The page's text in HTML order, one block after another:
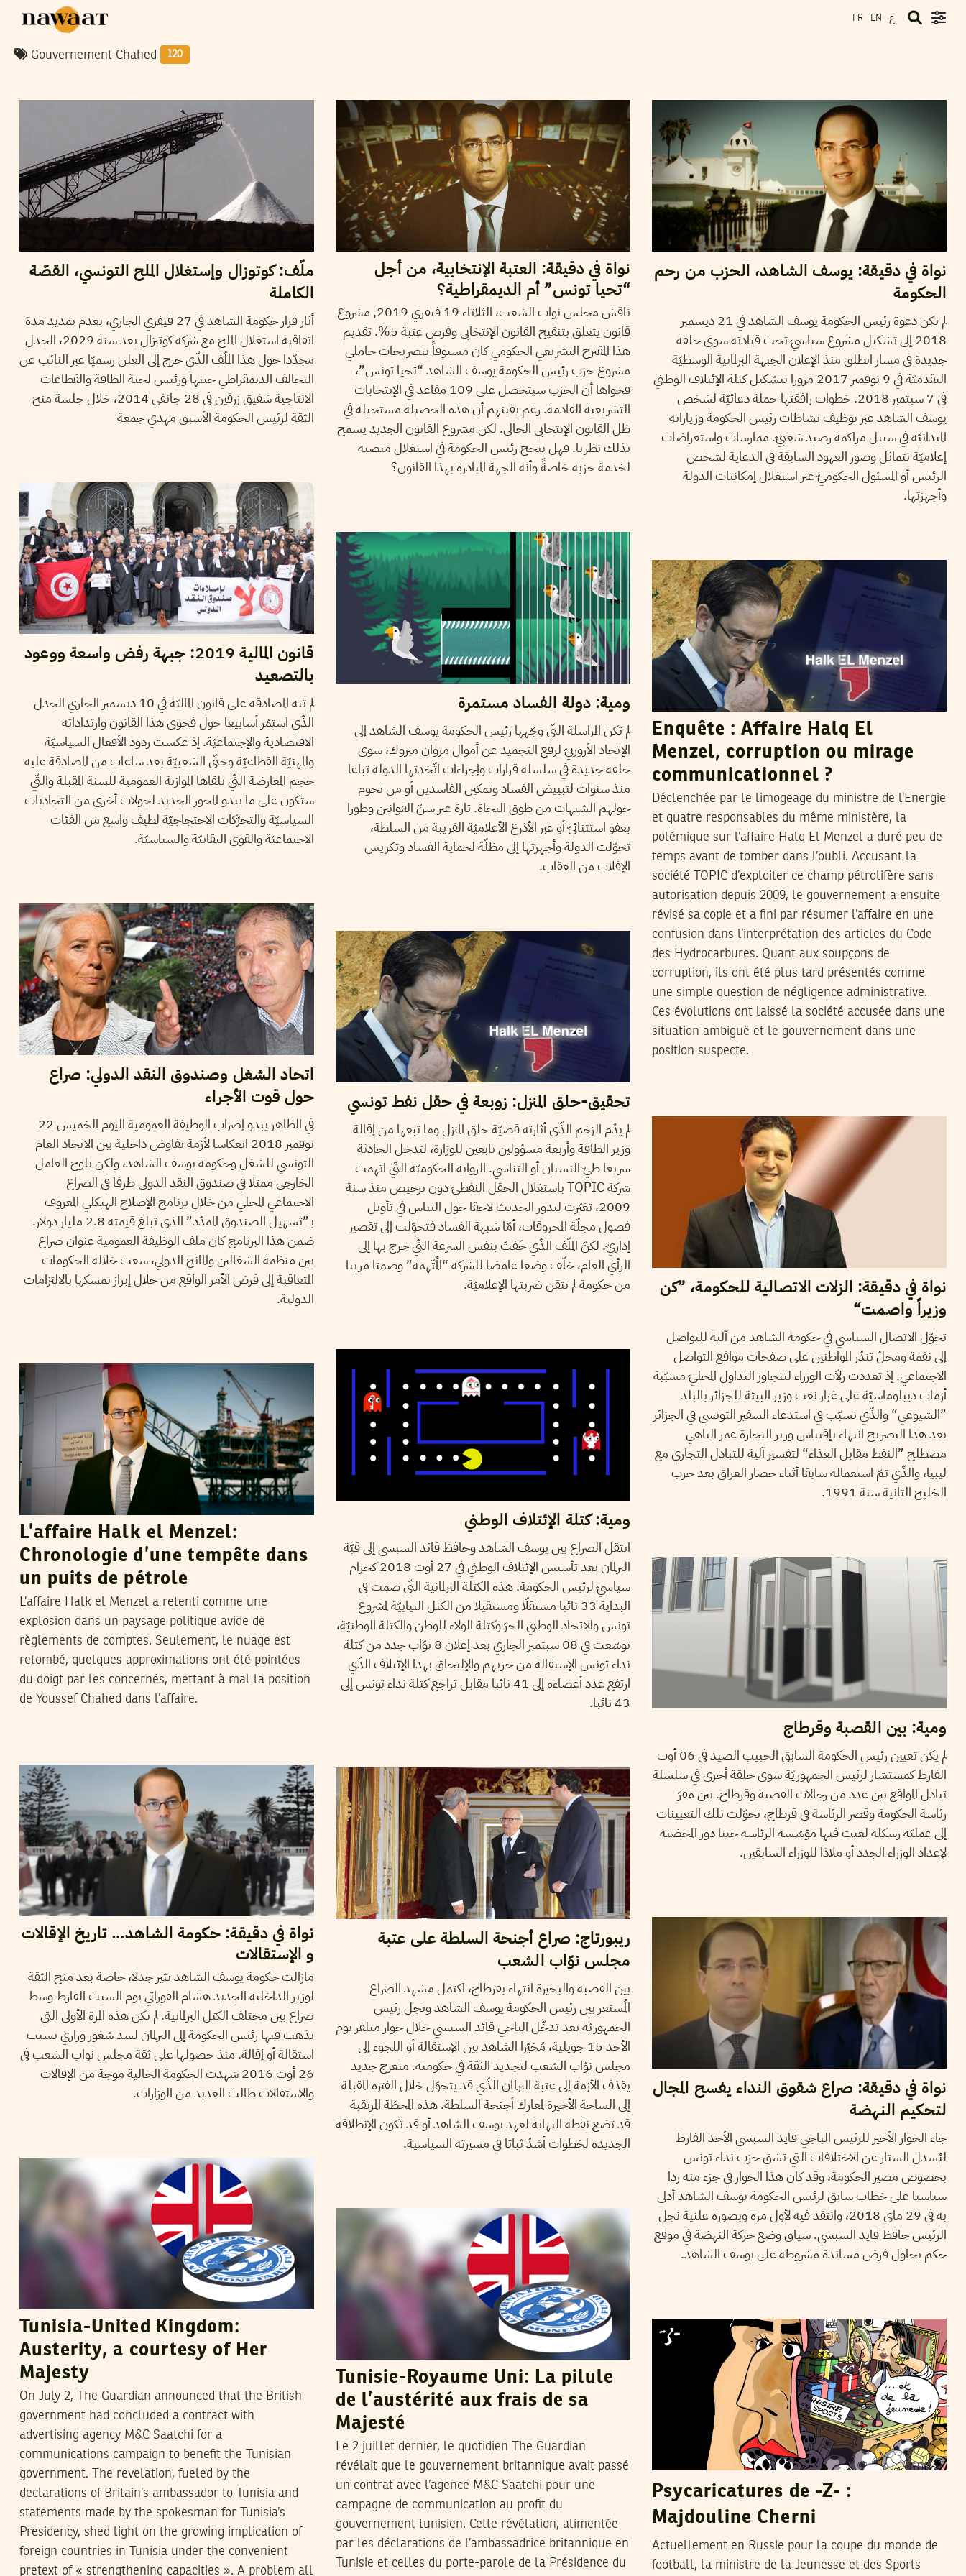
FR EN ع
Gouvernement Chahed 120
ملّف: كوتوزال وإستغلال الملح التونسي، القصّة
الكاملة
أثار قرار حكومة الشاهد في 27 فيفري الجاري، بعدم تمديد مدة
اتفاقية استغلال الملح مع شركة كوتيزال بعد سنة 2029، الجدل
مجدّدا حول هذا الملّف الذّي خرج إلى العلن رسميّا عبر النائب عن
التحالف الديمقراطي حينها ورئيس لجنة الطاقة والقطاعات
الانتاجية شفيق زرقين في 28 جانفي 2014، خلال جلسة منح
الثقة لرئيس الحكومة الأسبق مهدي جمعة
نواة في دقيقة: العتبة الإنتخابية، من أجل
“تحيا تونس” أم الديمقراطية؟
ناقش مجلس نواب الشعب، الثلاثاء 19 فيفري 2019, مشروع
قانون يتعلق بتنقيح القانون الإنتخابي وفرض عتبة 5%. تقديم
هذا المقترح التشريعي الحكومي كان مسبوقاً بتصريحات حاملي
مشروع حزب رئيس الحكومة يوسف الشاهد “تحيا تونس”،
فحواها أن الحزب سيتحصل على 109 مقاعد في الإنتخابات
التشريعية القادمة. رغم يقينهم أن هذه الحصيلة مستحيلة في
ظل القانون الإنتخابي الحالي. لكن مشروع القانون الجديد يسمح
بذلك نظريا. فهل ينجح رئيس الحكومة في استغلال منصبه
لخدمة حزبه خاصةً وأنه الجهة المبادرة بهذا القانون؟
نواة في دقيقة: يوسف الشاهد، الحزب من رحم
الحكومة
لم تكن دعوة رئيس الحكومة يوسف الشاهد في 21 ديسمبر
2018 إلى تشكيل مشروع سياسيّ تحت قيادته سوى حلقة
جديدة في مسار انطلق منذ الإعلان الجبهة البرلمانية الوسطيّة
التقدميّة في 9 نوفمبر 2017 مرورا بتشكيل كتلة الإئتلاف الوطني
في 7 سبتمبر 2018. خطوات رافقتها حملة دعائيّة لشخص
يوسف الشاهد عبر توظيف نشاطات رئيس الحكومة وزياراته
الميدانيّة في سبيل مراكمة رصيد شعبيّ. ممارسات واستعراضات
إعلاميّة تتماثل وصور العهود السابقة في الدعاية لشخص
الرئيس أو المسئول الحكوميّ عبر استغلال إمكانيات الدولة
وأجهزتها.
قانون المالية 2019: جبهة رفض واسعة ووعود
بالتصعيد
لم تنه المصادقة على قانون الماليّة في 10 ديسمبر الجاري الجدل
الذّي استمّر أسابيعا حول فحوى هذا القانون وارتداداته
الاقتصادية والإجتماعيّة. إذ عكست ردود الأفعال السياسيّة
والمهنيّة القطاعيّة وحتّى الشعبيّة بعد ساعات من المصادقة عليه
حجم المعارضة التّي تلقاها الموازنة العمومية للسنة المقبلة والتّي
ستكون على ما يبدو المحور الجديد لجولات أخرى من التجاذبات
السياسيّة والتحرّكات الاحتجاجيّة لطيف واسع من الفئات
الاجتماعيّة والقوى النقابيّة والسياسيّة.
ومية: دولة الفساد مستمرة
لم تكن المراسلة التّي وجّهها رئيس الحكومة يوسف الشاهد إلى
الإتحاد الأروربيّ لرفع التجميد عن أموال مروان مبروك، سوى
حلقة جديدة في سلسلة قرارات وإجراءات اتّخذتها الدولة تباعا
منذ سنوات لتبييض الفساد وتمكين الفاسدين أو من تحوم
حولهم الشبهات من طوق النجاة. تارة عبر سنّ القوانين وطورا
بعفو استثنائيّ أو عبر الأذرع الأعلاميّة القريبة من السلطة،
تحوّلت الدولة وأجهزتها إلى مظلّة لحماية الفساد وتكريس
الإفلات من العقاب.
Enquête : Affaire Halq El
Menzel, corruption ou mirage
communicationnel ?
Déclenchée par le limogeage du ministre de l’Energie
et quatre responsables du même ministère, la
polémique sur l’affaire Halq El Menzel a duré peu de
temps avant de tomber dans l’oubli. Accusant la
société TOPIC d’exploiter ce champ pétrolifère sans
autorisation depuis 2009, le gouvernement a ensuite
révisé sa copie et a fini par résumer l’affaire en une
confusion dans l’interprétation des articles du Code
des Hydrocarbures. Quant aux soupçons de
corruption, ils ont été plus tard présentés comme
une simple question de négligence administrative.
Ces évolutions ont laissé la société accusée dans une
situation ambiguë et le gouvernement dans une
position suspecte.
اتحاد الشغل وصندوق النقد الدولي: صراع
حول قوت الأجراء
في الظاهر يبدو إضراب الوظيفة العمومية اليوم الخميس 22
نوفمبر 2018 انعكاسا لأزمة تفاوض داخلية بين الاتحاد العام
التونسي للشغل وحكومة يوسف الشاهد، ولكن يلوح العامل
الخارجي ممثلا في صندوق النقد الدولي طرفا في الصراع
الاجتماعي المحلي من خلال برنامج الإصلاح الهيكلي المعروف
بـ”تسهيل الصندوق الممدّد” الذي تبلغ قيمته 2.8 مليار دولار.
ضمن هذا البرنامج كان ملف الوظيفة العمومية عنوان صراع
بين منظمة الشغالين والمانح الدولي، سعت خلاله الحكومات
المتعاقبة إلى فرض الأمر الواقع من خلال إبراز تمسكها بالالتزامات
الدولية.
تحقيق-حلق المنزل: زوبعة في حقل نفط تونسي
لم يدُم الزخم الذّي أثارته قضيّة حلق المنزل وما تبعها من إقالة
وزير الطاقة وأربعة مسؤولين تابعين للوزارة، لتدخل الحادثة
سريعا طيّ النسيان أو التناسي. الرواية الحكوميّة التّي اتهمت
شركة TOPIC باستغلال الحقل النفطيّ دون ترخيص منذ سنة
2009، تغيّرت ليدور الحديث لاحقا حول التباس في تأويل
فصول مجلّة المحروقات، أمّا شبهة الفساد فتحوّلت إلى تقصير
إداريّ. لكنّ الملّف الذّي خَفتَ بنفس السرعة التّي خرج بها إلى
الرأي العام، خلّف وضعا غامضا للشركة “المُتّهمة” وصمتا مريبا
من حكومة لم تتقن ضربتها الإعلاميّة.
نواة في دقيقة: الزلات الاتصالية للحكومة، ”كن
وزيراً واصمت“
تحوّل الاتصال السياسي في حكومة الشاهد من آلية للتواصل
إلى نقمة ومحلّ تندّر المواطنين على صفحات مواقع التواصل
الاجتماعي. إذ تعددت زلاّت الوزراء لتتجاوز التداول المحليّ مسبّبة
أزمات ديبلوماسيّة على غرار نعت وزير البيئة للجزائر بالبلد
”الشيوعي“ والذّي تسبّب في استدعاء السفير التونسي في الجزائر
بعد هذا التصريح انتهاء بإقتباس وزير التجارة عمر الباهي
مصطلح ”النفط مقابل الغذاء“ لتفسير آلية للتبادل التجاري مع
ليبيا، والذّي تمّ استعماله سابقا أثناء حصار العراق بعد حرب
الخليج الثانية سنة 1991.
ومية: كتلة الإئتلاف الوطني
انتقل الصراع بين يوسف الشاهد وحافظ قائد السبسي إلى قبّة
البرلمان بعد تأسيس الإئتلاف الوطني في 27 أوت 2018 كحزام
سياسيّ لرئيس الحكومة. هذه الكتلة البرلمانية التّي ضمت في
البداية 33 نائبا مستقلّا ومستقيلا من الكتل النيابيّة لمشروع
تونس والاتحاد الوطني الحرّ وكتلة الولاء للوطن والكتلة الوطنيّة،
توسّعت في 08 سبتمبر الجاري بعد إعلان 8 نوّاب جدد من كتلة
نداء تونس الإستقالة من حزبهم والإلتحاق بهذا الإئتلاف الذّي
ارتفع عدد أعضاءه إلى 41 نائبا مقابل تراجع كتلة نداء تونس إلى
43 نائبا.
L’affaire Halk el Menzel:
Chronologie d’une tempête dans
un puits de pétrole
L’affaire Halk el Menzel a retenti comme une
explosion dans un paysage politique avide de
règlements de comptes. Seulement, le nuage est
retombé, quelques approximations ont été pointées
du doigt par les concernés, mettant à mal la position
de Youssef Chahed dans l’affaire.
ومية: بين القصبة وقرطاج
لم يكن تعيين رئيس الحكومة السابق الحبيب الصيد في 06 أوت
الفارط كمستشار لرئيس الجمهوريّة سوى حلقة أخرى في سلسلة
تبادل المواقع بين عدد من رجالات القصبة وقرطاج. بين مقرّ
رئاسة الحكومة وقصر الرئاسة في قرطاج، تحوّلت تلك التعيينات
إلى عمليّة رسكلة لعبت فيها مؤسّسة الرئاسة حينا دور المحضنة
لإعداد الوزراء الجدد أو ملاذا للوزراء السابقين.
نواة في دقيقة: حكومة الشاهد… تاريخ الإقالات
و الإستقالات
مازالت حكومة يوسف الشاهد تثير جدلا، خاصة بعد منح الثقة
لوزير الداخلية الجديد هشام الفوراتي يوم السبت الفارط وسط
صراع بين مختلف الكتل البرلمانية. لم تكن هذه المرة الأولى التي
يذهب فيها رئيس الحكومة إلى البرلمان لسد شغور وزاري بسبب
استقالة أو إقالة. منذ حصولها على ثقة مجلس نواب الشعب في
26 أوت 2016 شهدت الحكومة الحالية موجة من الإقالات
والاستقالات طالت العديد من الوزارات.
ريبورتاج: صراع أجنحة السلطة على عتبة
مجلس نوّاب الشعب
بين القصبة والبحيرة انتهاء بقرطاج، اكتمل مشهد الصراع
المُستعر بين رئيس الحكومة يوسف الشاهد ونجل رئيس
الجمهوريّة بعد تدخّل الباجي قائد السبسي خلال حوار متلفز يوم
الأحد 15 جويلية، مُخيّرا الشاهد بين الإستقالة أو اللجوء إلى
مجلس نوّاب الشعب لتجديد الثقة في حكومته. منعرج جديد
يقذف الأزمة إلى عتبة البرلمان الذّي قد يتحوّل خلال الفترة المقبلة
إلى الساحة الأخيرة لمعارك أجنحة السلطة. هذه المحطّة المرتقبة
قد تضع نقطة النهاية لعهد يوسف الشاهد أو قد تكون الإنطلاقة
الجديدة لخطوات أشدّ ثباتا في مسيرته السياسية.
نواة في دقيقة: صراع شقوق النداء يفسح المجال
لتحكيم النهضة
جاء الحوار الأخير للرئيس الباجي قايد السبسي الأحد الفارط
ليُسدل الستار عن الاختلافات التي تشق حزب نداء تونس
بخصوص مصير الحكومة، وقد كان هذا الحوار في جزء منه ردا
سياسيا على خطاب سابق لرئيس الحكومة يوسف الشاهد أدلى
به في 29 ماي 2018، وانتقد فيه لأول مرة وبصورة علنية نجل
الرئيس حافظ قايد السبسي. سياق وضع حركة النهضة في موقع
حكم يحاول فرض مساندة مشروطة على يوسف الشاهد.
Tunisia-United Kingdom:
Austerity, a courtesy of Her
Majesty
On July 2, The Guardian announced that the British
government had concluded a contract with
advertising agency M&C Saatchi for a
communications campaign to benefit the Tunisian
government. The revelation, fueled by the
declarations of Britain’s ambassador to Tunisia and
statements made by the spokesman for Tunisia’s
Presidency, shed light on the growing implication of
foreign countries in Tunisia under the convenient
pretext of « strengthening capacities ». A problem all
Tunisie-Royaume Uni: La pilule
de l’austérité aux frais de sa
Majesté
Le 2 juillet dernier, le quotidien The Guardian
révélait que le gouvernement britannique avait passé
un contrat avec l’agence M&C Saatchi pour une
campagne de communication au profit du
gouvernement tunisien. Cette révélation, alimentée
par les déclarations de l’ambassadrice britannique en
Tunisie et celles du porte-parole de la Présidence du
Psycaricatures de -Z- :
Majdouline Cherni
Actuellement en Russie pour la coupe du monde de
football, la ministre de la Jeunesse et des Sports